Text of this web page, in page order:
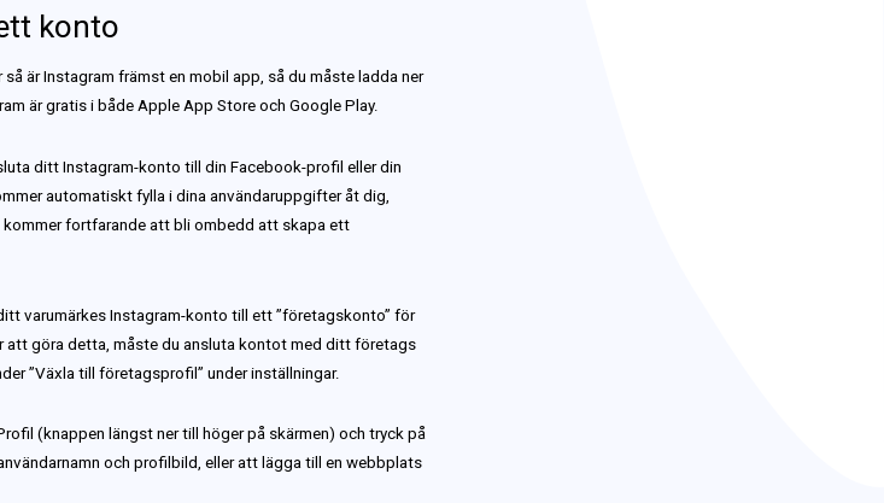
konto
är Instagram främst en mobil app, så du måste ladda ner
är gratis i både Apple App Store och Google Play.
ditt Instagram-konto till din Facebook-profil eller din
automatiskt fylla i dina användaruppgifter åt dig,
fortfarande att bli ombedd att skapa ett
varumärkes Instagram-konto till ett ”företagskonto” för
att göra detta, måste du ansluta kontot med ditt företags
”Växla till företagsprofil” under inställningar.
(knappen längst ner till höger på skärmen) och tryck på
och profilbild, eller att lägga till en webbplats